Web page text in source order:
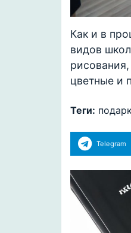
Как и в
видов
цветные и
Теги:
Telegram